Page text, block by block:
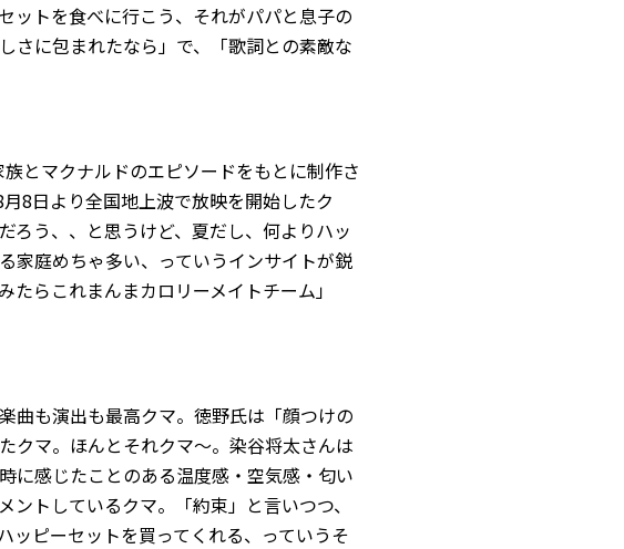
ットを食べに行こう、それがパパと息子の
さに包まれたなら」で、「歌詞との素敵な
とマクナルドのエピソードをもとに制作さ
8日より全国地上波で放映を開始したク
ろう、、と思うけど、夏だし、何よりハッ
家庭めちゃ多い、っていうインサイトが鋭
らこれまんまカロリーメイトチーム」
曲も演出も最高クマ。徳野氏は「顔つけの
マ。ほんとそれクマ〜。染谷将太さんは
に感じたことのある温度感・空気感・匂い
トしているクマ。「約束」と言いつつ、
ッピーセットを買ってくれる、っていうそ